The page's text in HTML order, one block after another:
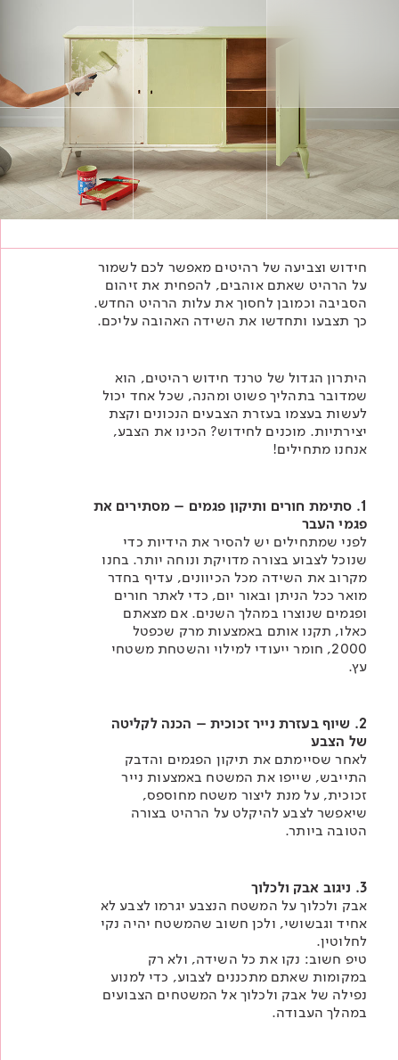
RAL
לכל מוצרי צבע וציפויים
מדיניות מערכת משולבת ו - ISO
פתרונות לתעשייה צור קשר
חידוש וצביעה של רהיטים מאפשר לכם לשמור
על הרהיט שאתם אוהבים, להפחית את זיהום
הסביבה וכמובן לחסוך את עלות הרהיט החדש.
כך תצבעו ותחדשו את השידה האהובה עליכם.
היתרון הגדול של טרנד חידוש רהיטים, הוא
שמדובר בתהליך פשוט ומהנה, שכל אחד יכול
לעשות בעצמו בעזרת הצבעים הנכונים וקצת
יצירתיות. מוכנים לחידוש? הכינו את הצבע,
אנחנו מתחילים!
1. סתימת חורים ותיקון פגמים – מסתירים את
פגמי העבר​
לפני שמתחילים יש להסיר את הידיות כדי
שנוכל לצבוע בצורה מדויקת ונוחה יותר. בחנו
מקרוב את השידה מכל הכיוונים, עדיף בחדר
מואר ככל הניתן ובאור יום, כדי לאתר חורים
ופגמים שנוצרו במהלך השנים. אם מצאתם
כאלו, תקנו אותם באמצעות מרק שכפטל
2000
, חומר ייעודי למילוי והשטחת משטחי
עץ.​
2. שיוף בעזרת נייר זכוכית – הכנה לקליטה
של הצבע
לאחר שסיימתם את תיקון הפגמים והדבק
התייבש, שייפו את המשטח באמצעות נייר
זכוכית, על מנת ליצור משטח מחוספס,
שיאפשר לצבע להיקלט על הרהיט בצורה
הטובה ביותר.
3. ניגוב אבק ולכלוך
אבק ולכלוך על המשטח הנצבע יגרמו לצבע לא
אחיד וגבשושי, ולכן חשוב שהמשטח יהיה נקי
לחלוטין.
טיפ חשוב: נקו את כל השידה, ולא רק
במקומות שאתם מתכננים לצבוע, כדי למנוע
נפילה של אבק ולכלוך אל המשטחים הצבועים
במהלך העבודה.​